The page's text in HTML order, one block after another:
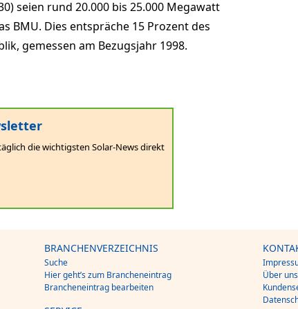
seien rund 20.000 bis 25.000 Megawatt
BMU. Dies entspräche 15 Prozent des
gemessen am Bezugsjahr 1998.
die wichtigsten Solar-News direkt
BRANCHENVERZEICHNIS
Suche
Hier geht’s zum Brancheneintrag
Brancheneintrag bearbeiten
Über uns